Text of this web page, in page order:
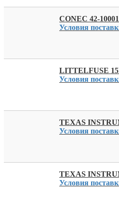
CONEC 42-10001
Условия
LITTELFUSE
Условия
TEXAS
Условия
TEXAS
Условия